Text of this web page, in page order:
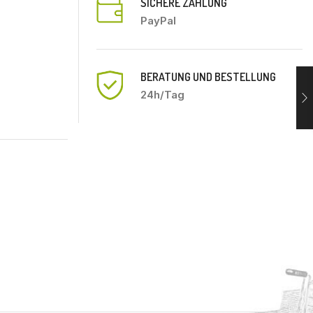
SICHERE ZAHLUNG
PayPal
BERATUNG UND BESTELLUNG
24h/Tag